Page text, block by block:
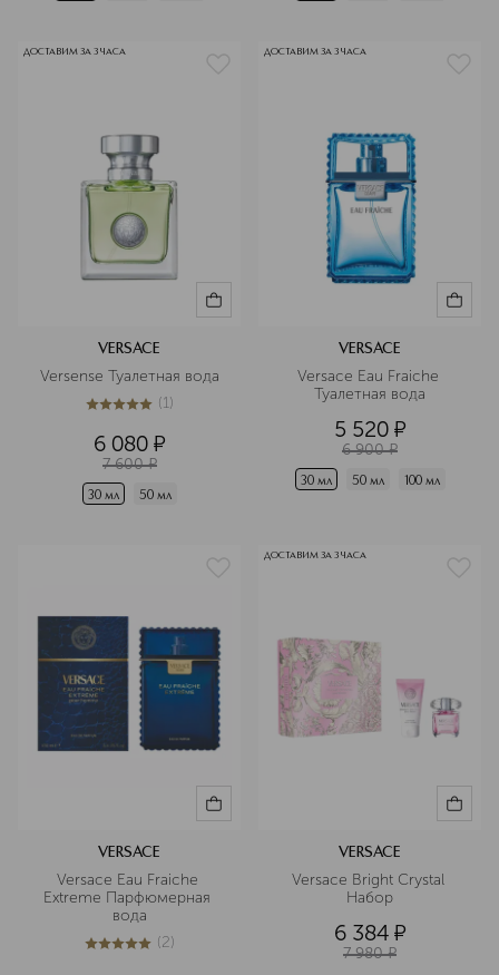
ДОСТАВИМ ЗА 3 ЧАСА
VERSACE
Versense Туалетная вода
5из 51 (1)
6 080 ¤
7 600 ¤
30 мл 50 мл
ДОСТАВИМ ЗА 3 ЧАСА
VERSACE
Versace Eau Fraiche
Туалетная вода
5 520 ¤
6 900 ¤
30 мл 50 мл 100 мл
VERSACE
Versace Eau Fraiche
Extreme Парфюмерная
вода
5из 52 (2)
ДОСТАВИМ ЗА 3 ЧАСА
VERSACE
Versace Bright Crystal
Набор
6 384 ¤
7 980 ¤